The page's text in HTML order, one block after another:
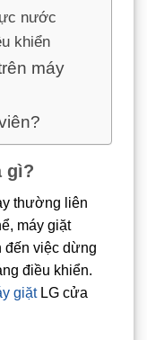
nước
khiển
máy
gì?
thường liên
máy giặt
đến việc dừng
điều khiển.
giặtLG cửa